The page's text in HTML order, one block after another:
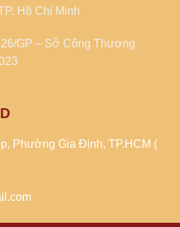
Hồ Chí Minh
GP – Sở Công Thương
Phường Gia Định, TP.HCM (